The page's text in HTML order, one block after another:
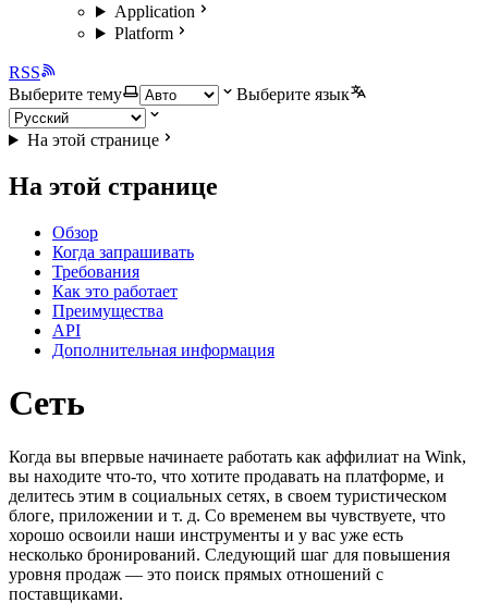
Application
Platform
RSS
Выберите тему
Выберите язык
На этой странице
На этой странице
Обзор
Когда запрашивать
Требования
Как это работает
Преимущества
API
Дополнительная информация
Сеть
Когда вы впервые начинаете работать как аффилиат на Wink,
вы находите что-то, что хотите продавать на платформе, и
делитесь этим в социальных сетях, в своем туристическом
блоге, приложении и т. д. Со временем вы чувствуете, что
хорошо освоили наши инструменты и у вас уже есть
несколько бронирований. Следующий шаг для повышения
уровня продаж — это поиск прямых отношений с
поставщиками.